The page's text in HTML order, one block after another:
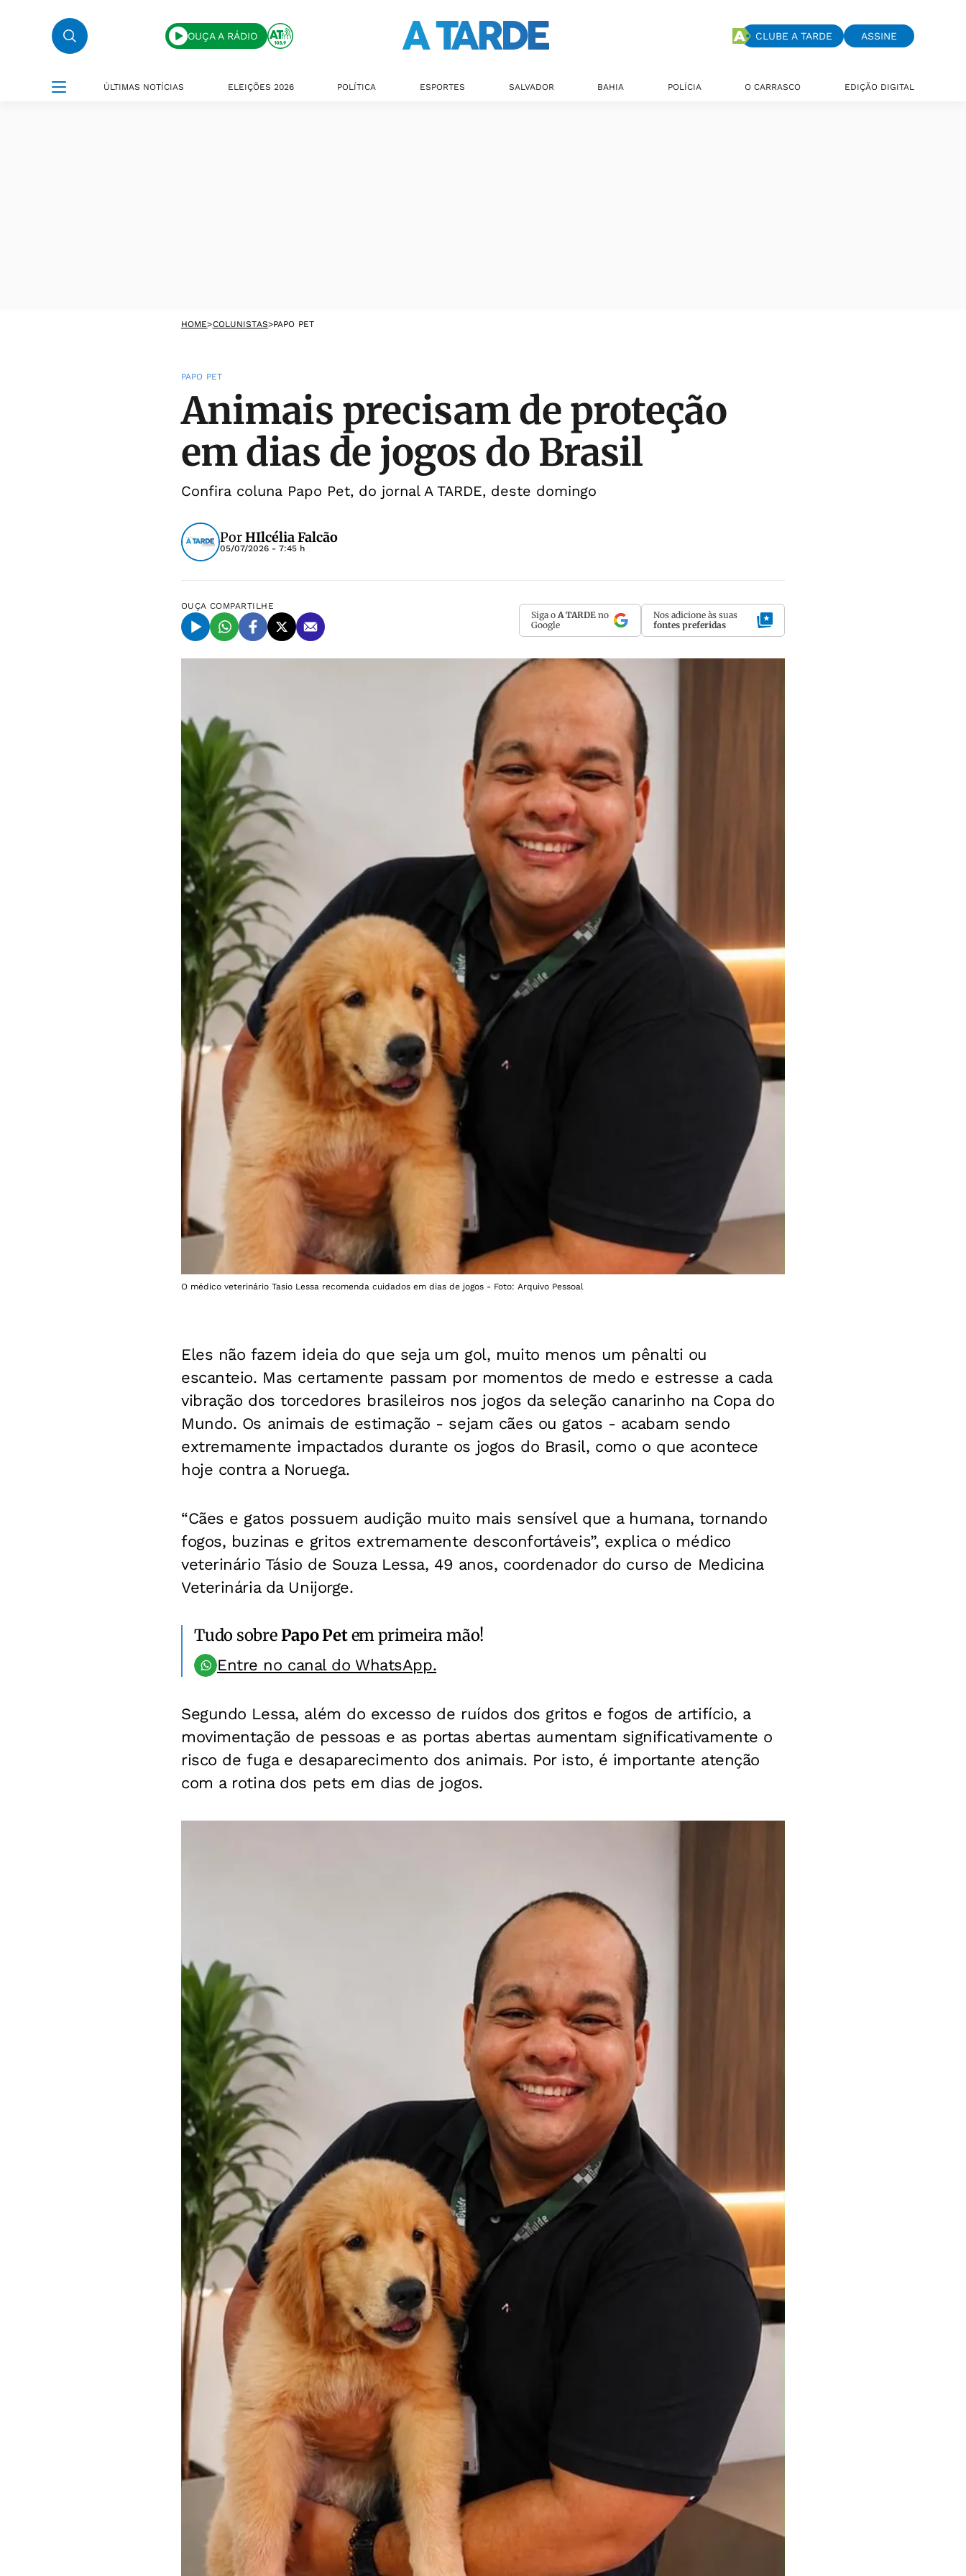
OUÇA A RÁDIO CLUBE A TARDE ASSINE
ÚLTIMAS NOTÍCIAS ELEIÇÕES 2026 POLÍTICA ESPORTES SALVADOR BAHIA POLÍCIA O CARRASCO EDIÇÃO DIGITAL
HOME>COLUNISTAS>PAPO PET
PAPO PET
Animais precisam de proteção
em dias de jogos do Brasil
Confira coluna Papo Pet, do jornal A TARDE, deste domingo
PorHIlcélia Falcão
05/07/2026 - 7:45 h
OUÇA COMPARTILHE
Siga o A TARDE no
Google
Nos adicione às suas
fontes preferidas
O médico veterinário Tasio Lessa recomenda cuidados em dias de jogos - Foto: Arquivo Pessoal
Eles não fazem ideia do que seja um gol, muito menos um pênalti ou
escanteio. Mas certamente passam por momentos de medo e estresse a cada
vibração dos torcedores brasileiros nos jogos da seleção canarinho na Copa do
Mundo. Os animais de estimação - sejam cães ou gatos - acabam sendo
extremamente impactados durante os jogos do Brasil, como o que acontece
hoje contra a Noruega.
“Cães e gatos possuem audição muito mais sensível que a humana, tornando
fogos, buzinas e gritos extremamente desconfortáveis”, explica o médico
veterinário Tásio de Souza Lessa, 49 anos, coordenador do curso de Medicina
Veterinária da Unijorge.
Tudo sobrePapo Petem primeira mão!
Entre no canal do WhatsApp.
Segundo Lessa, além do excesso de ruídos dos gritos e fogos de artifício, a
movimentação de pessoas e as portas abertas aumentam significativamente o
risco de fuga e desaparecimento dos animais. Por isto, é importante atenção
com a rotina dos pets em dias de jogos.